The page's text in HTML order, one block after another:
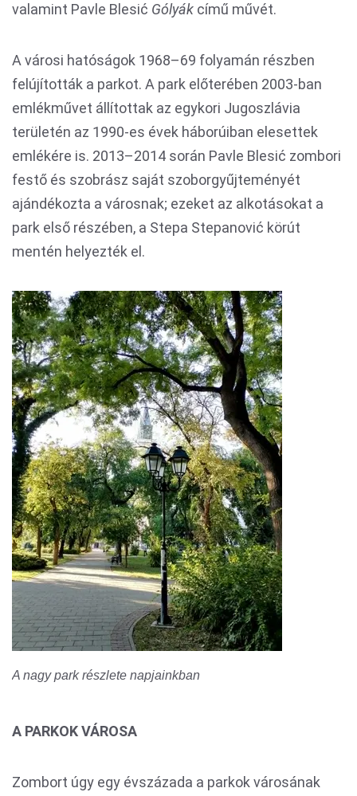
valamint Pavle Blesić Gólyák című művét.
A városi hatóságok 1968–69 folyamán részben
felújították a parkot. A park előterében 2003-ban
emlékművet állítottak az egykori Jugoszlávia
területén az 1990-es évek háborúiban elesettek
emlékére is. 2013–2014 során Pavle Blesić zombori
festő és szobrász saját szoborgyűjteményét
ajándékozta a városnak; ezeket az alkotásokat a
park első részében, a Stepa Stepanović körút
mentén helyezték el.
A nagy park részlete napjainkban
A PARKOK VÁROSA
Zombort úgy egy évszázada a parkok városának